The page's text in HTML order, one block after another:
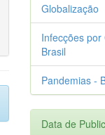
Globalização
Infecções
Brasil
Pandemias -
Data de